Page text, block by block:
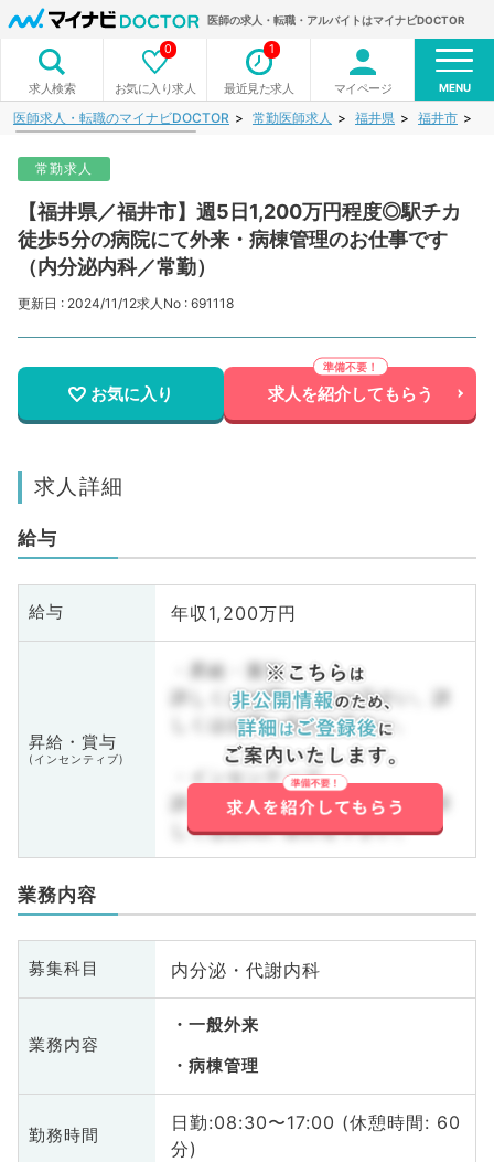
医師の求人・転職・アルバイトはマイナビDOCTOR
求人検索 お気に入り求人
0
最近見た求人
1
マイページ MENU
医師求人・転職のマイナビDOCTOR 常勤医師求人 福井県 福井市
常勤求人
【福井県／福井市】週5日1,200万円程度◎駅チカ
徒歩5分の病院にて外来・病棟管理のお仕事です
（内分泌内科／常勤）
更新日 : 2024/11/12求人No : 691118
お気に入り 求人を紹介してもらう
求人詳細
給与
給与 年収1,200万円
昇給・賞与
(インセンティブ)
・昇給・賞与
詳しくはお問い合わせ下さい。詳
しくはお問い合わせ下さい。
・インセンティブ
詳しくはお問い合わせ下さい。詳
しくはお問い合わせ下さい。
業務内容
募集科目 内分泌・代謝内科
業務内容
一般外来
病棟管理
勤務時間
日勤:08:30〜17:00 (休憩時間: 60
分)